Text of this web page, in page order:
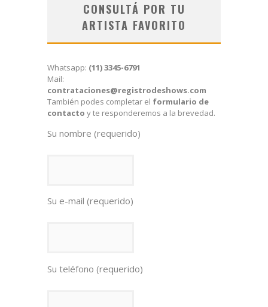
CONSULTÁ POR TU
ARTISTA FAVORITO
Whatsapp: (11) 3345-6791
Mail:
contrataciones@registrodeshows.com
También podes completar el formulario de
contacto y te responderemos a la brevedad.
Su nombre (requerido)
Su e-mail (requerido)
Su teléfono (requerido)